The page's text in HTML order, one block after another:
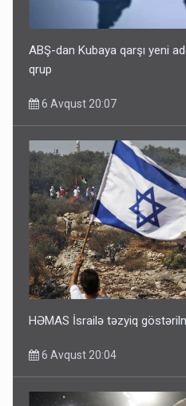
ABŞ-dan Kubaya qarşı yeni
qrup
6 Avqust 20:07
HƏMAS İsrailə təzyiq
6 Avqust 20:04